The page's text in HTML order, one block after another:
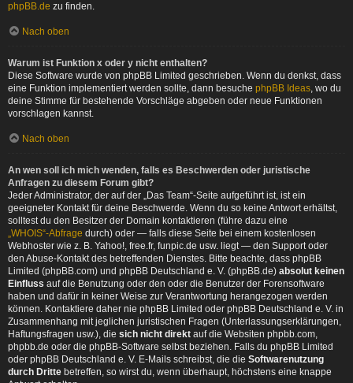
phpBB.de zu finden.
Nach oben
Warum ist Funktion x oder y nicht enthalten?
Diese Software wurde von phpBB Limited geschrieben. Wenn du denkst, dass
eine Funktion implementiert werden sollte, dann besuche phpBB Ideas, wo du
deine Stimme für bestehende Vorschläge abgeben oder neue Funktionen
vorschlagen kannst.
Nach oben
An wen soll ich mich wenden, falls es Beschwerden oder juristische
Anfragen zu diesem Forum gibt?
Jeder Administrator, der auf der „Das Team“-Seite aufgeführt ist, ist ein
geeigneter Kontakt für deine Beschwerde. Wenn du so keine Antwort erhältst,
solltest du den Besitzer der Domain kontaktieren (führe dazu eine
„WHOIS“-Abfrage durch) oder — falls diese Seite bei einem kostenlosen
Webhoster wie z. B. Yahoo!, free.fr, funpic.de usw. liegt — den Support oder
den Abuse-Kontakt des betreffenden Dienstes. Bitte beachte, dass phpBB
Limited (phpBB.com) und phpBB Deutschland e. V. (phpBB.de) absolut keinen
Einfluss auf die Benutzung oder den oder die Benutzer der Forensoftware
haben und dafür in keiner Weise zur Verantwortung herangezogen werden
können. Kontaktiere daher nie phpBB Limited oder phpBB Deutschland e. V. in
Zusammenhang mit jeglichen juristischen Fragen (Unterlassungserklärungen,
Haftungsfragen usw.), die sich nicht direkt auf die Websiten phpbb.com,
phpbb.de oder die phpBB-Software selbst beziehen. Falls du phpBB Limited
oder phpBB Deutschland e. V. E-Mails schreibst, die die Softwarenutzung
durch Dritte betreffen, so wirst du, wenn überhaupt, höchstens eine knappe